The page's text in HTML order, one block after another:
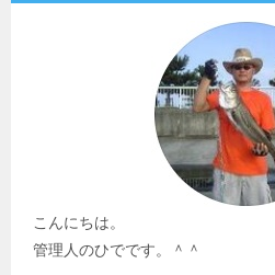
こんにちは。
管理人のひでです。＾＾